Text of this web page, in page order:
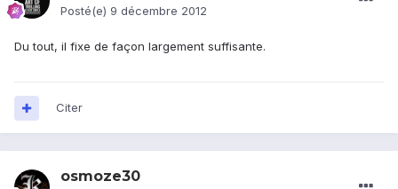
Posté(e) 9 décembre 2012
Du tout, il fixe de façon largement suffisante.
Citer
osmoze30